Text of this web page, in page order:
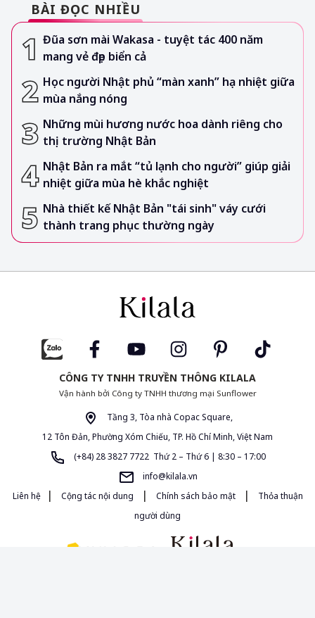
BÀI ĐỌC NHIỀU
Đũa sơn mài Wakasa - tuyệt tác 400 năm
mang vẻ đẹp biển cả
Học người Nhật phủ “màn xanh” hạ nhiệt giữa
mùa nắng nóng
Những mùi hương nước hoa dành riêng cho
thị trường Nhật Bản
Nhật Bản ra mắt “tủ lạnh cho người” giúp giải
nhiệt giữa mùa hè khắc nghiệt
Nhà thiết kế Nhật Bản "tái sinh" váy cưới
thành trang phục thường ngày
CÔNG TY TNHH TRUYỀN THÔNG KILALA
Vận hành bởi Công ty TNHH thương mại Sunflower
Tầng 3, Tòa nhà Copac Square,
12 Tôn Đản, Phường Xóm Chiếu, TP. Hồ Chí Minh, Việt Nam
(+84) 28 3827 7722 Thứ 2 – Thứ 6 | 8:30 – 17:00
info@kilala.vn
Liên hệ
| Cộng tác nội dung | Chính sách bảo mật |
Thỏa thuận
người dùng